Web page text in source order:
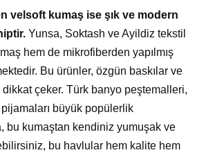
velsoft kumaş ise şık ve modern
Yunsa, Soktash ve Ayildiz tekstil
hem de mikrofiberden yapılmış
Bu ürünler, özgün baskılar ve
çeker. Türk banyo peştemalleri,
büyük popülerlik
bu kumaştan kendiniz yumuşak ve
bu havlular hem kalite hem